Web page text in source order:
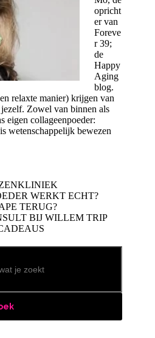
opricht
er van
Foreve
r 39;
de
Happy
Aging
blog.
relaxte manier) krijgen van
Zowel van binnen als
eigen collageenpoeder:
wetenschappelijk bewezen
WERKT ECHT?
TERUG?
BIJ WILLEM TRIP